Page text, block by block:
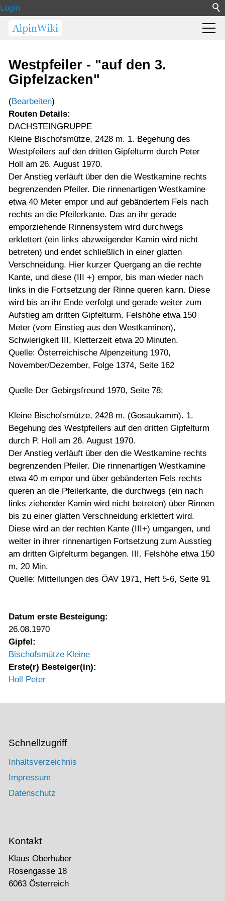
Login
Westpfeiler - "auf den 3.
Gipfelzacken"
(Bearbeiten)
Routen Details:
DACHSTEINGRUPPE
Kleine Bischofsmütze, 2428 m. 1. Begehung des
Westpfeilers auf den dritten Gipfelturm durch Peter
Holl am 26. August 1970.
Der Anstieg verläuft über den die Westkamine rechts
begrenzenden Pfeiler. Die rinnenartigen Westkamine
etwa 40 Meter empor und auf gebändertem Fels nach
rechts an die Pfeilerkante. Das an ihr gerade
emporziehende Rinnensystem wird durchwegs
erklettert (ein links abzweigender Kamin wird nicht
betreten) und endet schließlich in einer glatten
Verschneidung. Hier kurzer Quergang an die rechte
Kante, und diese (III +) empor, bis man wieder nach
links in die Fortsetzung der Rinne queren kann. Diese
wird bis an ihr Ende verfolgt und gerade weiter zum
Aufstieg am dritten Gipfelturm. Felshöhe etwa 150
Meter (vom Einstieg aus den Westkaminen),
Schwierigkeit III, Kletterzeit etwa 20 Minuten.
Quelle: Österreichische Alpenzeitung 1970,
November/Dezember, Folge 1374, Seite 162
Quelle Der Gebirgsfreund 1970, Seite 78;
Kleine Bischofsmütze, 2428 m. (Gosaukamm). 1.
Begehung des Westpfeilers auf den dritten Gipfelturm
durch P. Holl am 26. August 1970.
Der Anstieg verläuft über den die Westkamine rechts
begrenzenden Pfeiler. Die rinnenartigen Westkamine
etwa 40 m empor und über gebänderten Fels rechts
queren an die Pfeilerkante, die durchwegs (ein nach
links ziehender Kamin wird nicht betreten) über Rinnen
bis zu einer glatten Verschneidung erklettert wird.
Diese wird an der rechten Kante (III+) umgangen, und
weiter in ihrer rinnenartigen Fortsetzung zum Ausstieg
am dritten Gipfelturm begangen. III. Felshöhe etwa 150
m, 20 Min.
Quelle: Mitteilungen des ÖAV 1971, Heft 5-6, Seite 91
Datum erste Besteigung:
26.08.1970
Gipfel:
Bischofsmütze Kleine
Erste(r) Besteiger(in):
Holl Peter
Schnellzugriff
Inhaltsverzeichnis
Impressum
Datenschutz
Kontakt
Klaus Oberhuber
Rosengasse 18
6063 Österreich